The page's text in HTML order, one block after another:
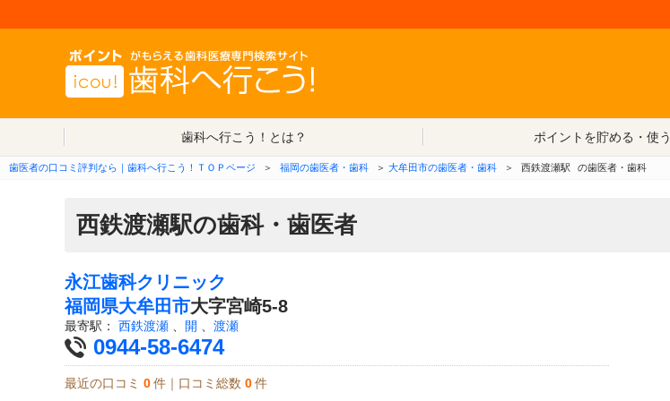
歯科へ行こう！とは？
ポイントを貯める・使う
歯医者の口コミ評判なら｜歯科へ行こう！ＴＯＰページ ＞ 福岡の歯医者・歯科 ＞ 大牟田市の歯医者・歯科 ＞ 西鉄渡瀬駅 の歯医者・歯科
西鉄渡瀬駅の歯科・歯医者
永江歯科クリニック
福岡県大牟田市大字宮崎5-8
最寄駅： 西鉄渡瀬 開 渡瀬
0944-58-6474
最近の口コミ 0 件｜口コミ総数 0 件